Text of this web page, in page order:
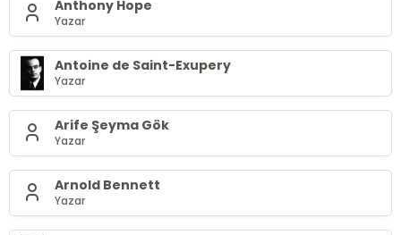
Anthony Hope
Yazar
Antoine de Saint-Exupery
Yazar
Arife Şeyma Gök
Yazar
Arnold Bennett
Yazar